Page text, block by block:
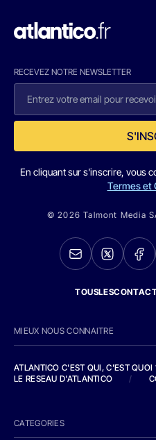
RECEVEZ NOTRE NEWSLETTER
En cliquant sur s'inscrire, vous
Termes et
© 2026 Talmont Media
MIEUX NOUS CONNAITRE
ATLANTICO C'EST QUI, C'EST QUOI
LE RESEAU D'ATLANTICO
/
CATEGORIES